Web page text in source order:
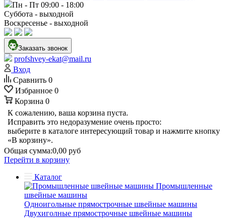
Пн - Пт 09:00 - 18:00
Суббота - выходной
Воскресенье - выходной
Заказать звонок
profshvey-ekat@mail.ru
Вход
Сравнить 0
Избранное 0
Корзина 0
К сожалению, ваша корзина пуста.
Исправить это недоразумение очень просто:
выберите в каталоге интересующий товар и нажмите кнопку
«В корзину».
Общая сумма:0,00 руб
Перейти в корзину
Каталог
Промышленные
швейные машины
Одноигольные прямострочные швейные машины
Двухиголные прямострочные швейные машины